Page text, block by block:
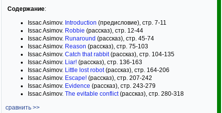
Содержание:
Issac Asimov. Introduction (предисловие), стр. 7-11
Issac Asimov. Robbie (рассказ), стр. 12-44
Issac Asimov. Runaround (рассказ), стр. 45-74
Issac Asimov. Reason (рассказ), стр. 75-103
Issac Asimov. Catch that rabbit(рассказ), стр. 104-135
Issac Asimov. Liar! (рассказ), стр. 136-163
Issac Asimov. Little lost robot(рассказ), стр. 164-206
Issac Asimov. Escape! (рассказ), стр. 207-242
Issac Asimov. Evidence (рассказ), стр. 243-279
Issac Asimov. The evitable conflict(рассказ), стр. 280-318
сравнить >>